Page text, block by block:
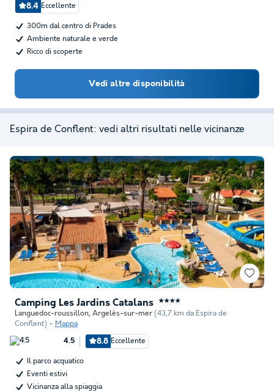
8.4 Eccellente
300m dal centro di Prades
Ambiente naturale e verde
Ricco di scoperte
Vedi altre disponibilità
Espira de Conflent: vedi altri risultati nelle vicinanze
Camping Les Jardins Catalans ★★★★
Languedoc-roussillon, Argelès-sur-mer (43,7 km da Espira de
Conflent)
Mappa
4.5 8.8 Eccellente
Il parco acquatico
Eventi estivi
Vicinanza alla spiaggia